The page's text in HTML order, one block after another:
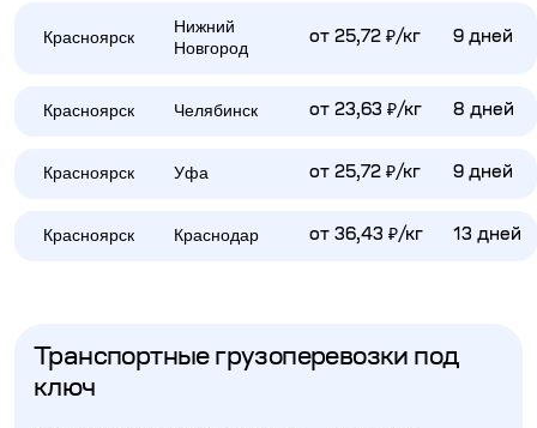
Красноярск
Нижний
Новгород
от 25,72 ₽/кг 9 дней
Красноярск Челябинск от 23,63 ₽/кг 8 дней
Красноярск Уфа от 25,72 ₽/кг 9 дней
Красноярск Краснодар от 36,43 ₽/кг 13 дней
Транспортные грузоперевозки под
ключ